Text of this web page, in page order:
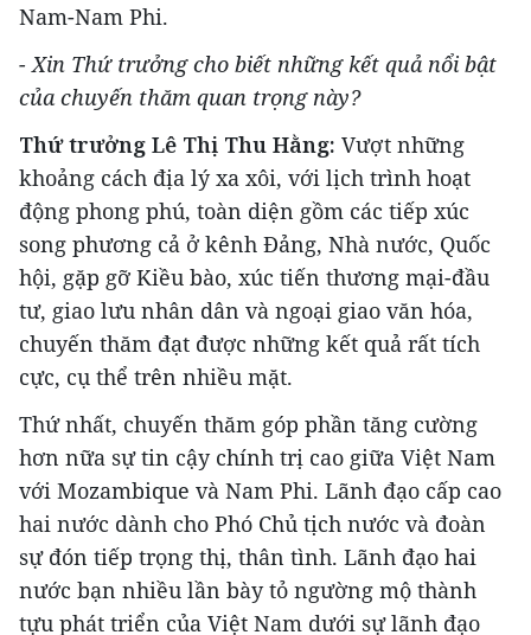
Nam-Nam Phi.
- Xin Thứ trưởng cho biết những kết quả nổi bật
của chuyến thăm quan trọng này?
Thứ trưởng Lê Thị Thu Hằng: Vượt những
khoảng cách địa lý xa xôi, với lịch trình hoạt
động phong phú, toàn diện gồm các tiếp xúc
song phương cả ở kênh Đảng, Nhà nước, Quốc
hội, gặp gỡ Kiều bào, xúc tiến thương mại-đầu
tư, giao lưu nhân dân và ngoại giao văn hóa,
chuyến thăm đạt được những kết quả rất tích
cực, cụ thể trên nhiều mặt.
Thứ nhất, chuyến thăm góp phần tăng cường
hơn nữa sự tin cậy chính trị cao giữa Việt Nam
với Mozambique và Nam Phi. Lãnh đạo cấp cao
hai nước dành cho Phó Chủ tịch nước và đoàn
sự đón tiếp trọng thị, thân tình. Lãnh đạo hai
nước bạn nhiều lần bày tỏ ngường mộ thành
tựu phát triển của Việt Nam dưới sự lãnh đạo